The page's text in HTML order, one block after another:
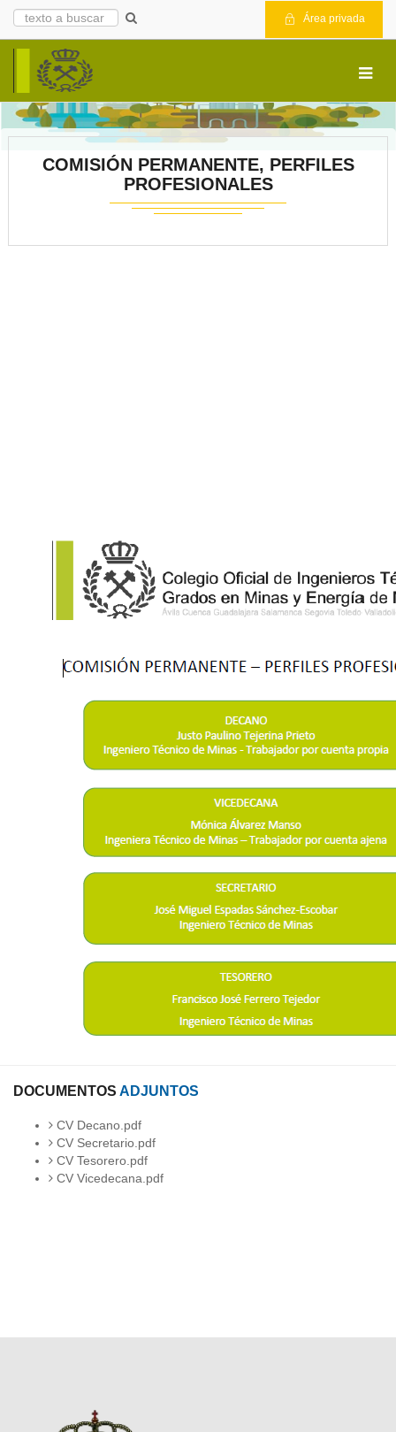
Área privada
COMISIÓN PERMANENTE, PERFILES
PROFESIONALES
DOCUMENTOS ADJUNTOS
CV Decano.pdf
CV Secretario.pdf
CV Tesorero.pdf
CV Vicedecana.pdf